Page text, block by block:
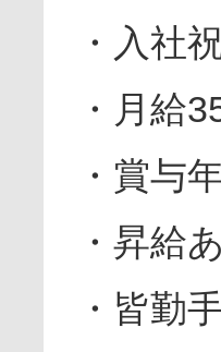
・入社
・月給
・賞与
・昇給
・皆勤